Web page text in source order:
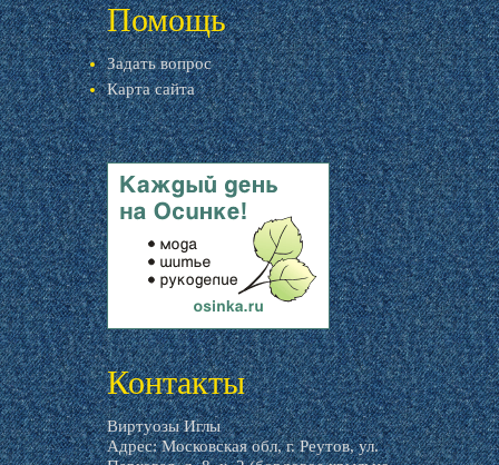
Помощь
Задать вопрос
Карта сайта
livemaster.ru
Контакты
Виртуозы Иглы
Адрес: Московская обл, г. Реутов, ул.